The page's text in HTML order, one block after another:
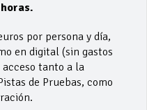
por persona y día,
en digital (sin gastos
tanto a la
de Pruebas, como